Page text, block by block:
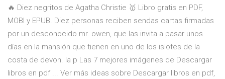
🔥 Diez negritos de Agatha Christie 🥇 Libro gratis en PDF,
MOBI y EPUB. Diez personas reciben sendas cartas firmadas
por un desconocido mr. owen, que las invita a pasar unos
días en la mansión que tienen en uno de los islotes de la
costa de devon. la p Las 7 mejores imágenes de Descargar
libros en pdf ... Ver más ideas sobre Descargar libros en pdf,